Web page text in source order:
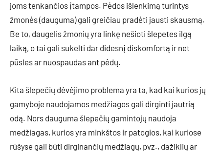
joms tenkančios įtampos. Pėdos išlenkimą turintys
žmonės (dauguma) gali greičiau pradėti jausti skausmą.
Be to, daugelis žmonių yra linkę nešioti šlepetes ilgą
laiką, o tai gali sukelti dar didesnį diskomfortą ir net
pūsles ar nuospaudas ant pėdų.
Kita šlepečių dėvėjimo problema yra ta, kad kai kurios jų
gamyboje naudojamos medžiagos gali dirginti jautrią
odą. Nors dauguma šlepečių gamintojų naudoja
medžiagas, kurios yra minkštos ir patogios, kai kuriose
rūšyse gali būti dirginančių medžiagų, pvz., dažiklių ar